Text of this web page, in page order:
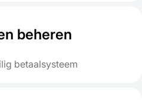
beheren
betaalsysteem